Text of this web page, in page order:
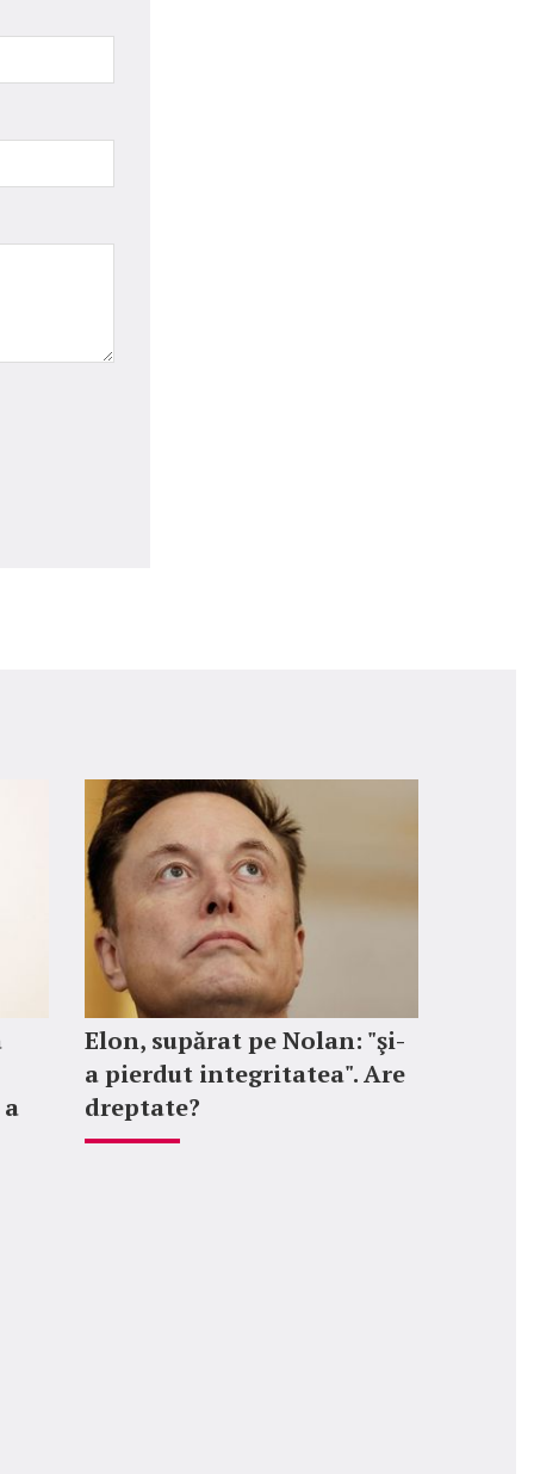
Elon, supărat pe Nolan: "şi-
a pierdut integritatea". Are
dreptate?